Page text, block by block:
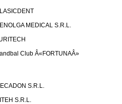
MEDICAL S.R.L.
Club Â«FORTUNAÂ»
S.R.L.
S.R.L.